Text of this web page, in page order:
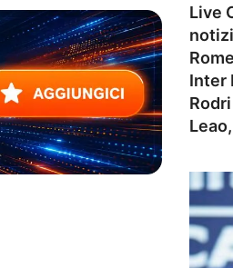
Live
Inter